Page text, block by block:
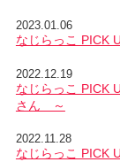
2023.01.06
なじらっこ
2022.12.19
なじらっこ PICK
さん ～
2022.11.28
なじらっこ